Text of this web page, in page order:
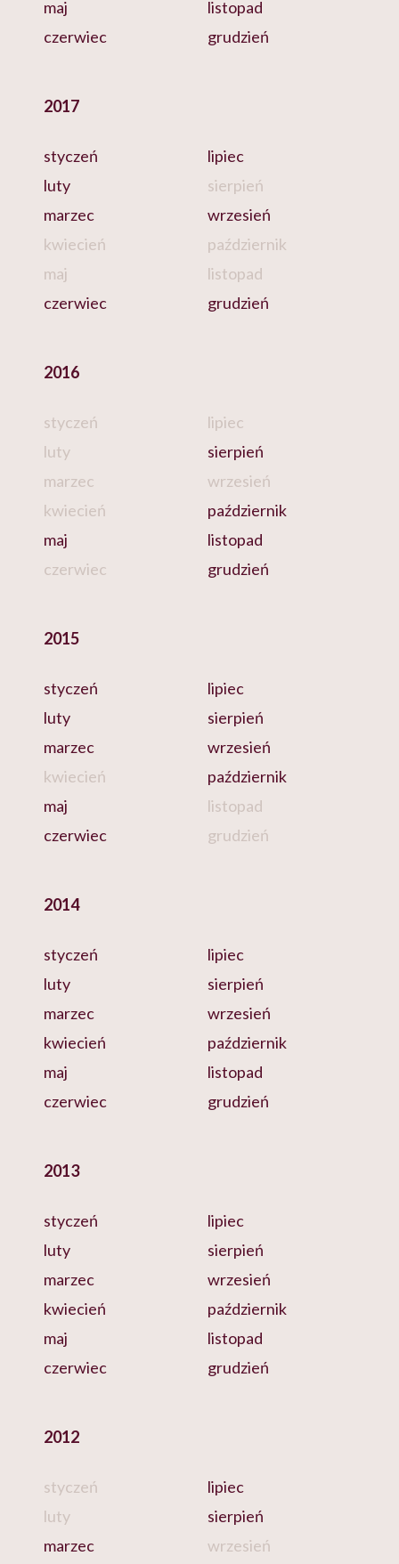
maj
czerwiec
listopad
grudzień
2017
styczeń
luty
marzec
kwiecień
maj
czerwiec
lipiec
sierpień
wrzesień
październik
listopad
grudzień
2016
styczeń
luty
marzec
kwiecień
maj
czerwiec
lipiec
sierpień
wrzesień
październik
listopad
grudzień
2015
styczeń
luty
marzec
kwiecień
maj
czerwiec
lipiec
sierpień
wrzesień
październik
listopad
grudzień
2014
styczeń
luty
marzec
kwiecień
maj
czerwiec
lipiec
sierpień
wrzesień
październik
listopad
grudzień
2013
styczeń
luty
marzec
kwiecień
maj
czerwiec
lipiec
sierpień
wrzesień
październik
listopad
grudzień
2012
styczeń
luty
marzec
lipiec
sierpień
wrzesień